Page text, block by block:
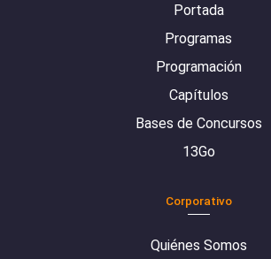
Portada
Programas
Programación
Capítulos
Bases de Concursos
13Go
Corporativo
Quiénes Somos